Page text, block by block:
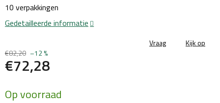
€82,20 –12 %
€72,28
prijs:
Op voorraad
10 verpakkingen
Gedetailleerde informatie
Vraag Kijk op